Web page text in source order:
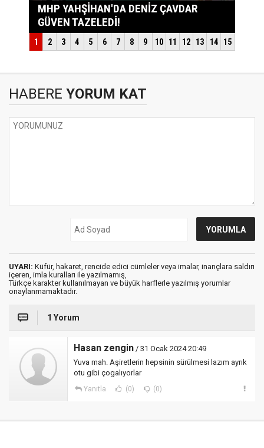
HABERE YORUM KAT
UYARI: Küfür, hakaret, rencide edici cümleler veya imalar, inançlara saldırı
içeren, imla kuralları ile yazılmamış,
Türkçe karakter kullanılmayan ve büyük harflerle yazılmış yorumlar
onaylanmamaktadır.
1 Yorum
Hasan zengin / 31 Ocak 2024 20:49
Yuva mah. Aşiretlerin hepsinin sürülmesi lazım ayrık
otu gibi çogalıyorlar
Yanıtla (0) (0)